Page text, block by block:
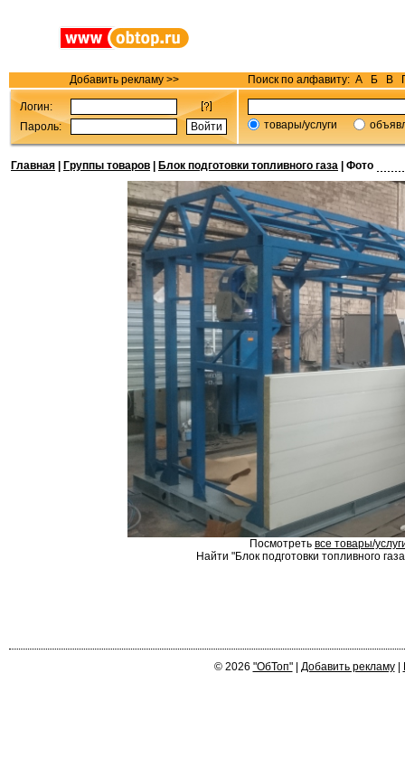
Добавить рекламу >> Поиск по алфавиту: А Б В
Логин:
Пароль:
товары/услуги
Главная Группы товаров Блок подготовки топливного газа | Фото
Посмотреть все товары/
Найти "Блок подготовки топливного
© 2026 "ОбТоп"| Добавить рекламу|